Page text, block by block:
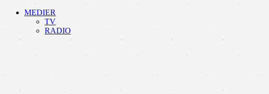
MEDIER
TV
RADIO